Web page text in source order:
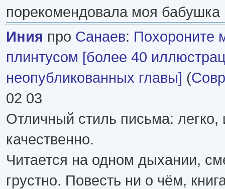
порекомендовала моя бабушка
Иния про Санаев: Похороните
плинтусом [более 40
неопубликованных главы] (
02 03
Отличный стиль письма: легко,
качественно.
Читается на одном дыхании,
грустно. Повесть ни о чём,